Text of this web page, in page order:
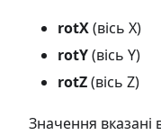
rotX(вісь X)
rotY(вісь Y)
rotZ(вісь Z)
Значення вказані